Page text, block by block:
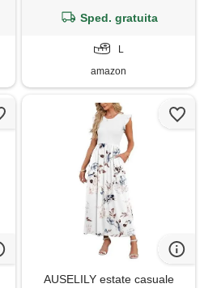
giorni, per autunno e inverno,
Sped. gratuita
L
amazon
AUSELILY estate casuale